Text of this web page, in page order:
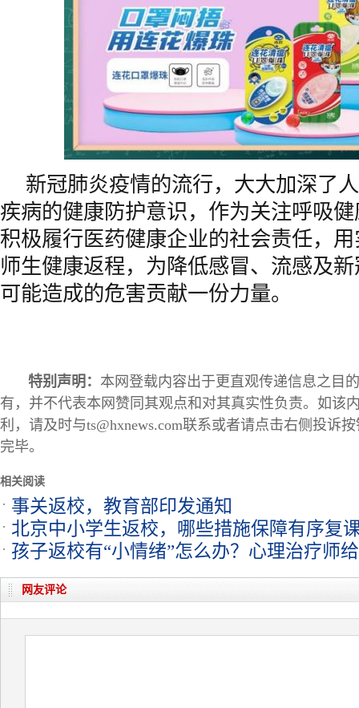
新冠肺炎疫情的流行，大大加深了
疾病的健康防护意识，作为关注呼吸
积极履行医药健康企业的社会责任，
师生健康返程，为降低感冒、流感及
可能造成的危害贡献一份力量。
特别声明： 本网登载内容出于更直观传递信息之目
有，并不代表本网赞同其观点和对其真实性负责。如该
利，请及时与ts@hxnews.com联系或者请点击右侧投诉
完毕。
相关阅读
事关返校，教育部印发通知
北京中小学生返校，哪些措施保障有序复
孩子返校有“小情绪”怎么办？心理治疗师
网友评论